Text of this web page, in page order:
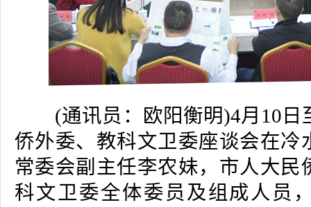
(通讯员：欧阳衡明)4月10日
侨外委、教科文卫委座谈会在冷
常委会副主任李农妹，市人大民
科文卫委全体委员及组成人员